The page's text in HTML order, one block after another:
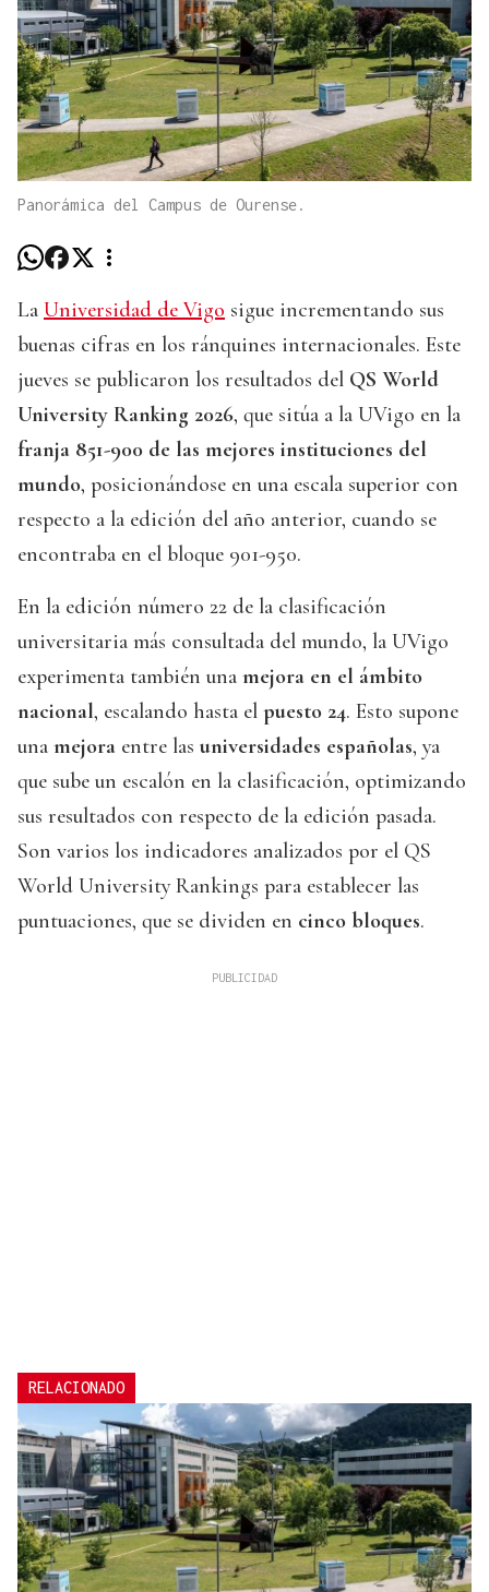
Panorámica del Campus de Ourense.
La Universidad de Vigo sigue incrementando sus
buenas cifras en los ránquines internacionales. Este
jueves se publicaron los resultados del QS World
University Ranking 2026, que sitúa a la UVigo en la
franja 851-900 de las mejores instituciones del
mundo, posicionándose en una escala superior con
respecto a la edición del año anterior, cuando se
encontraba en el bloque 901-950.
En la edición número 22 de la clasificación
universitaria más consultada del mundo, la UVigo
experimenta también una mejora en el ámbito
nacional, escalando hasta el puesto 24. Esto supone
una mejora entre las universidades españolas, ya
que sube un escalón en la clasificación, optimizando
sus resultados con respecto de la edición pasada.
Son varios los indicadores analizados por el QS
World University Rankings para establecer las
puntuaciones, que se dividen en cinco bloques.
RELACIONADO